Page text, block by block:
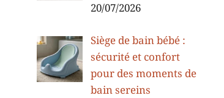
20/07/2026
Siège de bain bébé :
sécurité et confort
pour des moments de
bain sereins